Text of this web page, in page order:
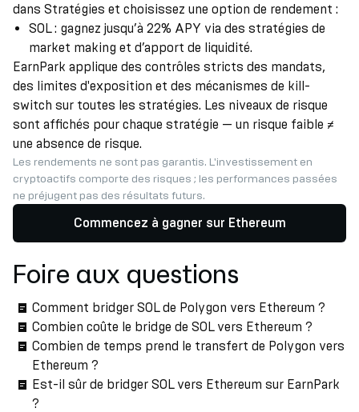
dans Stratégies et choisissez une option de rendement :
SOL : gagnez jusqu’à 22% APY via des stratégies de
market making et d’apport de liquidité.
EarnPark applique des contrôles stricts des mandats,
des limites d'exposition et des mécanismes de kill-
switch sur toutes les stratégies. Les niveaux de risque
sont affichés pour chaque stratégie — un risque faible ≠
une absence de risque.
Les rendements ne sont pas garantis. L'investissement en
cryptoactifs comporte des risques ; les performances passées
ne préjugent pas des résultats futurs.
Commencez à gagner sur Ethereum
Foire aux questions
Comment bridger SOL de Polygon vers Ethereum ?
Combien coûte le bridge de SOL vers Ethereum ?
Combien de temps prend le transfert de Polygon vers
Ethereum ?
Est-il sûr de bridger SOL vers Ethereum sur EarnPark
?